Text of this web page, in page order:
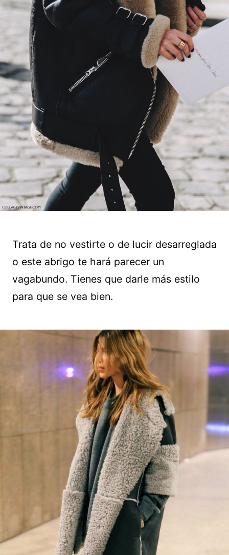
Trata de no vestirte o de lucir desarreglada
o este abrigo te hará parecer un
vagabundo. Tienes que darle más estilo
para que se vea bien.